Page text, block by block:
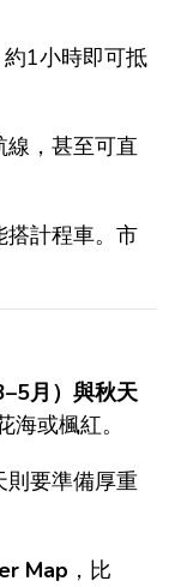
約1小時即可抵
線，甚至可直
搭計程車。市
月）與秋天
海或楓紅。
則要準備厚重
Map ，比